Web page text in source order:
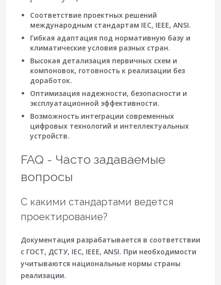
Соответствие проектных решений
международным стандартам IEC, IEEE, ANSI.
Гибкая адаптация под нормативную базу и
климатические условия разных стран.
Высокая детализация первичных схем и
компоновок, готовность к реализации без
доработок.
Оптимизация надежности, безопасности и
эксплуатационной эффективности.
Возможность интеграции современных
цифровых технологий и интеллектуальных
устройств.
FAQ - Часто задаваемые
вопросы
С какими стандартами ведется
проектирование?
Документация разрабатывается в соответствии
с ГОСТ, ДСТУ, IEC, IEEE, ANSI. При необходимости
учитываются национальные нормы страны
реализации.